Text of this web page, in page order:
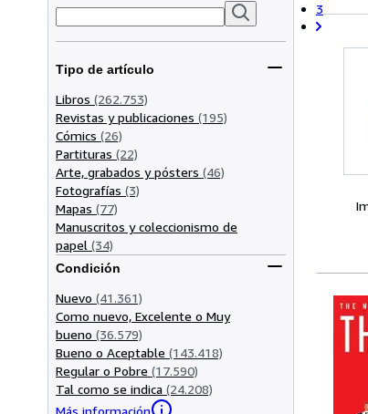
3
Tipo de artículo
Libros (262.753)
Revistas y publicaciones (195)
Cómics (26)
Partituras (22)
Arte, grabados y pósters (46)
Fotografías (3)
Mapas (77)
Manuscritos y coleccionismo de
papel (34)
Condición
Nuevo (41.361)
Como nuevo, Excelente o Muy
bueno (36.579)
Bueno o Aceptable (143.418)
Regular o Pobre (17.590)
Tal como se indica (24.208)